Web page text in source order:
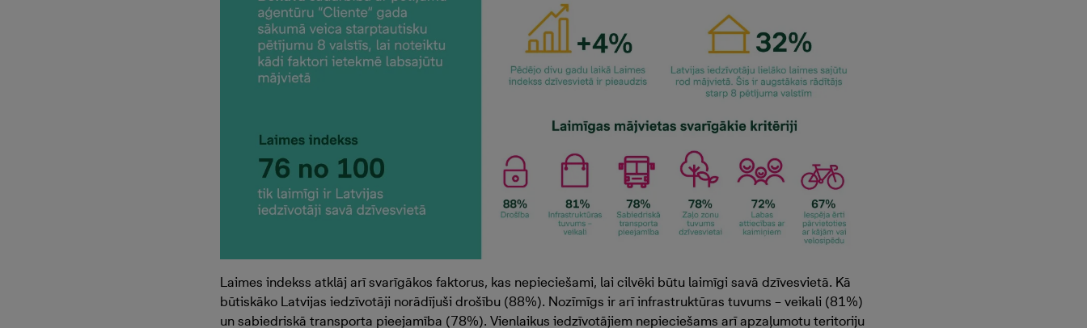
Laimes indekss atklāj arī svarīgākos faktorus, kas nepieciešami, lai cilvēki būtu laimīgi savā dzīvesvietā. Kā
būtiskāko Latvijas iedzīvotāji norādījuši drošību (88%). Nozīmīgs ir arī infrastruktūras tuvums – veikali (81%)
un sabiedriskā transporta pieejamība (78%). Vienlaikus iedzīvotājiem nepieciešams arī apzaļumotu teritoriju